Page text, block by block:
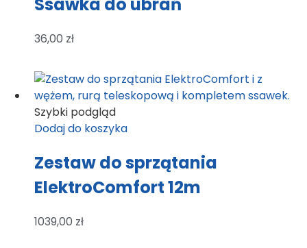
36,00 zł
Szybki podgląd
Dodaj do koszyka
Zestaw do sprzątania
ElektroComfort 12m
1039,00 zł